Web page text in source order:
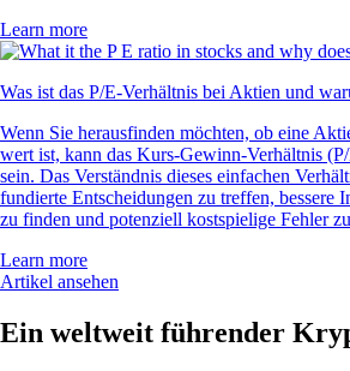
Learn more
Was ist das P/E-Verhältnis bei Aktien und
Wenn Sie herausfinden möchten, ob eine
wert ist, kann das Kurs-Gewinn-Verhältnis
sein. Das Verständnis dieses einfachen
fundierte Entscheidungen zu treffen, bessere
zu finden und potenziell kostspielige Fehler
Learn more
Artikel ansehen
Ein weltweit führender